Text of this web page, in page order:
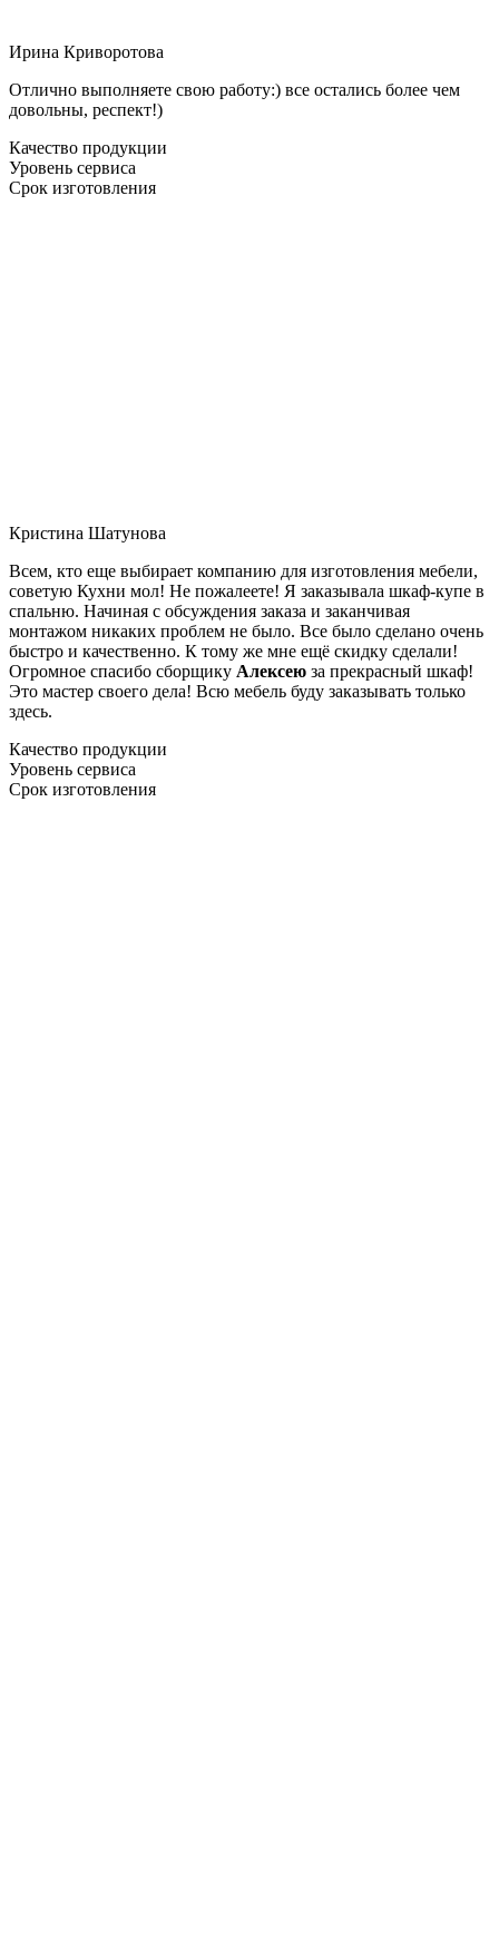
Ирина Криворотова
Отлично выполняете свою работу:) все остались более чем
довольны, респект!)
Качество продукции
Уровень сервиса
Срок изготовления
Кристина Шатунова
Всем, кто еще выбирает компанию для изготовления мебели,
советую Кухни мол! Не пожалеете! Я заказывала шкаф-купе в
спальню. Начиная с обсуждения заказа и заканчивая
монтажом никаких проблем не было. Все было сделано очень
быстро и качественно. К тому же мне ещё скидку сделали!
Огромное спасибо сборщику Алексею за прекрасный шкаф!
Это мастер своего дела! Всю мебель буду заказывать только
здесь.
Качество продукции
Уровень сервиса
Срок изготовления